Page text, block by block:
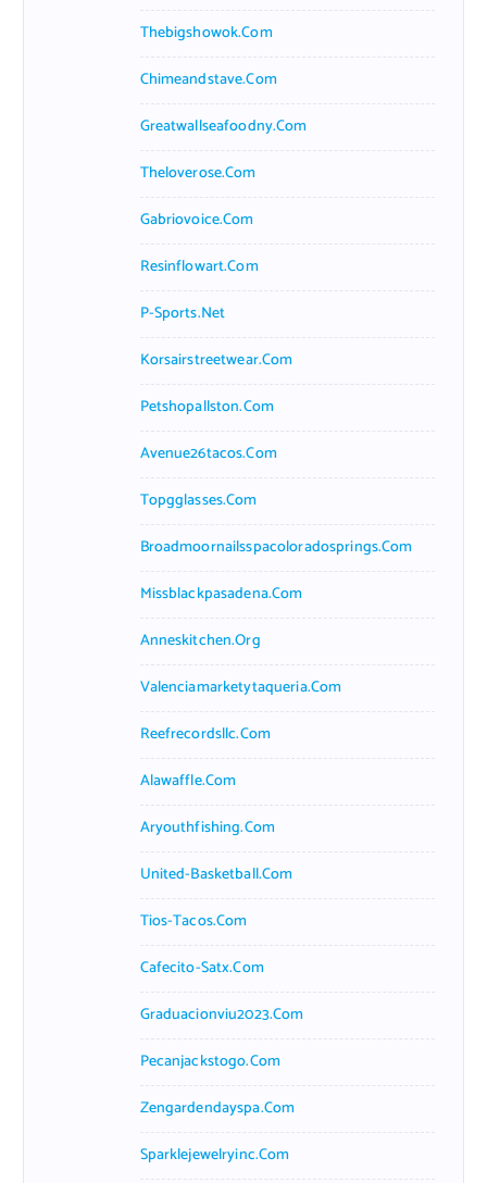
Thebigshowok.com
Chimeandstave.com
Greatwallseafoodny.com
Theloverose.com
Gabriovoice.com
Resinflowart.com
P-Sports.net
Korsairstreetwear.com
Petshopallston.com
Avenue26tacos.com
Topgglasses.com
Broadmoornailsspacoloradosprings.com
Missblackpasadena.com
Anneskitchen.org
Valenciamarketytaqueria.com
Reefrecordsllc.com
Alawaffle.com
Aryouthfishing.com
United-Basketball.com
Tios-Tacos.com
Cafecito-Satx.com
Graduacionviu2023.com
Pecanjackstogo.com
Zengardendayspa.com
Sparklejewelryinc.com